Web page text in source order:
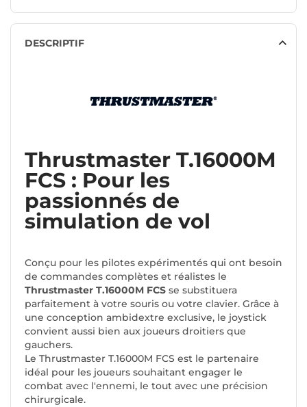
DESCRIPTIF
Thrustmaster T.16000M
FCS : Pour les
passionnés de
simulation de vol
Conçu pour les pilotes expérimentés qui ont besoin
de commandes complètes et réalistes le
Thrustmaster T.16000M FCS se substituera
parfaitement à votre souris ou votre clavier. Grâce à
une conception ambidextre exclusive, le joystick
convient aussi bien aux joueurs droitiers que
gauchers.
Le Thrustmaster T.16000M FCS est le partenaire
idéal pour les joueurs souhaitant engager le
combat avec l'ennemi, le tout avec une précision
chirurgicale.